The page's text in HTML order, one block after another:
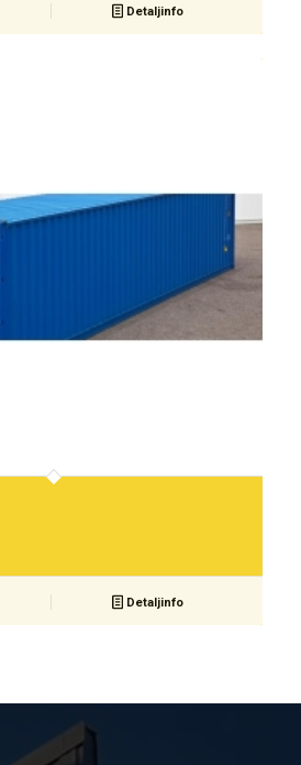
Detaljinfo
Detaljinfo